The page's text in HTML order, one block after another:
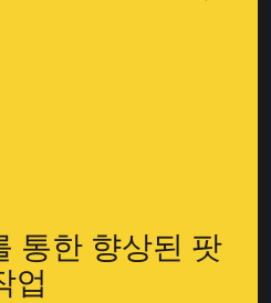
통한 향상된 팟
업